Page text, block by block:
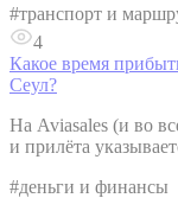
#транспорт и
4
Какое время
Сеул?
На Aviasales (и во
и прилёта
#деньги и финансы